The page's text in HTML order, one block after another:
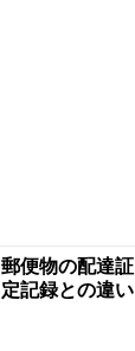
郵便物の配達
定記録との違